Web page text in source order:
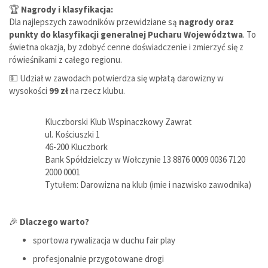
🏆 Nagrody i klasyfikacja:
Dla najlepszych zawodników przewidziane są nagrody oraz
punkty do klasyfikacji generalnej Pucharu Województwa. To
świetna okazja, by zdobyć cenne doświadczenie i zmierzyć się z
rówieśnikami z całego regionu.
💵 Udział w zawodach potwierdza się wpłatą darowizny w
wysokości 99 złna rzecz klubu.
Kluczborski Klub Wspinaczkowy Zawrat
ul. Kościuszki 1
46-200 Kluczbork
Bank Spółdzielczy w Wołczynie 13 8876 0009 0036 7120
2000 0001
Tytułem: Darowizna na klub (imie i nazwisko zawodnika)
🎉 Dlaczego warto?
sportowa rywalizacja w duchu fair play
profesjonalnie przygotowane drogi